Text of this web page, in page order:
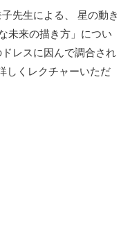
先生による、 星の動き
未来の描き方」につい
レスに因んで調合され
しくレクチャーいただ